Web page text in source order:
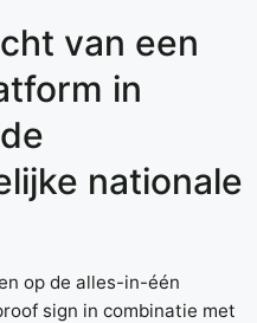
van een
in
nationale
op de alles-in-één
sign in combinatie met